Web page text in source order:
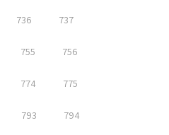
736 737
755 756
774 775
793 794